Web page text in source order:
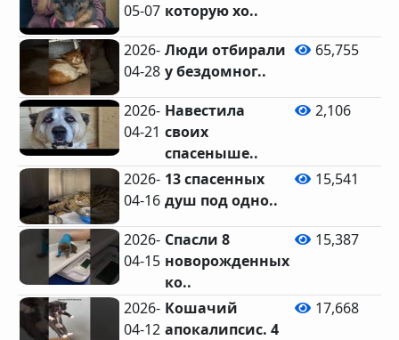
05-07 которую хо..
2026-
04-28
Люди отбирали
у бездомног..
65,755
2026-
04-21
Навестила
своих
спасеныше..
2,106
2026-
04-16
13 спасенных
душ под одно..
15,541
2026-
04-15
Спасли 8
новорожденных
ко..
15,387
2026-
04-12
Кошачий
апокалипсис. 4
17,668